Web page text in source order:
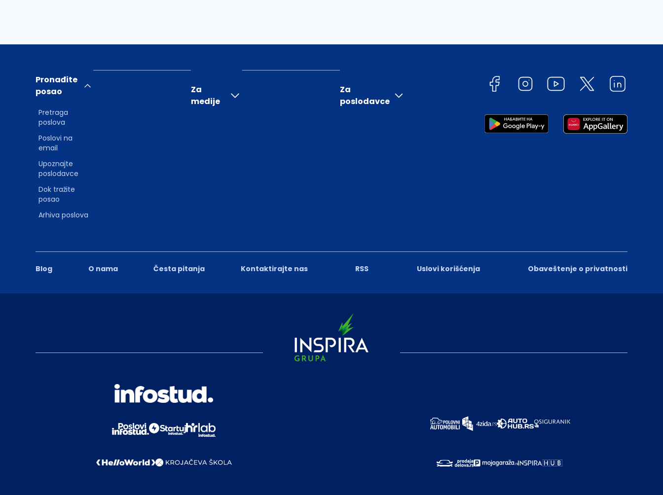
Blog O nama Česta pitanja Kontaktirajte nas RSS Uslovi korišćenja Obaveštenje o privatnosti
Pronađite
posao
Pretraga
poslova
Poslovi na
email
Upoznajte
poslodavce
Dok tražite
posao
Arhiva poslova
Za
medije
Za
poslodavce